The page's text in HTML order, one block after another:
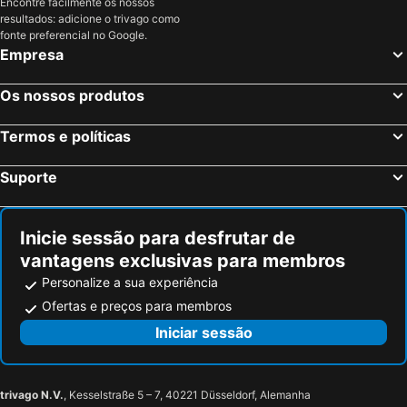
Kelsterbach, Hesse Hotéis
Darmstadt, Hesse Hotéis
Hamburgo, Hamburgo Hotéis
Nuremberga, Baviera Hotéis
Dresden, Saxónia Hotéis
resultados: adicione o trivago como
fonte preferencial no Google.
Empresa
Os nossos produtos
Termos e políticas
Suporte
Inicie sessão para desfrutar de
vantagens exclusivas para membros
Personalize a sua experiência
Ofertas e preços para membros
Iniciar sessão
trivago N.V., Kesselstraße 5 – 7, 40221 Düsseldorf, Alemanha